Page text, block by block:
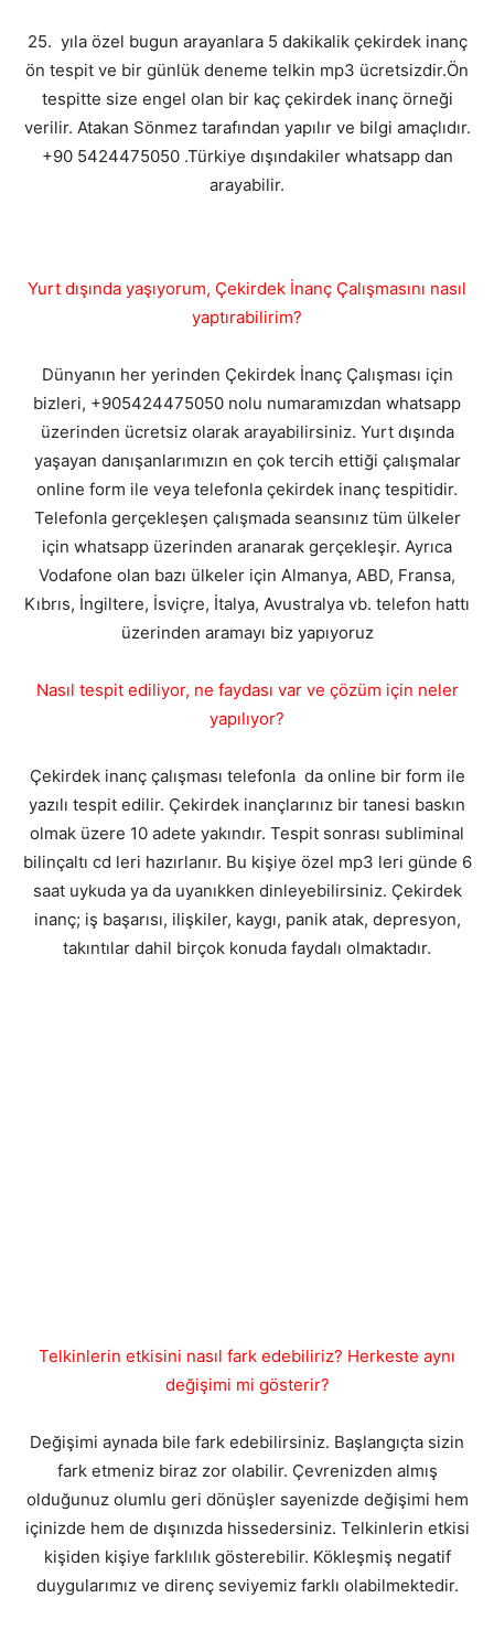
25. yıla özel bugun arayanlara 5 dakikalik çekirdek inanç
ön tespit ve bir günlük deneme telkin mp3 ücretsizdir.Ön
tespitte size engel olan bir kaç çekirdek inanç örneği
verilir. Atakan Sönmez tarafından yapılır ve bilgi amaçlıdır.
+90 5424475050 .Türkiye dışındakiler whatsapp dan
arayabilir.
Yurt dışında yaşıyorum, Çekirdek İnanç Çalışmasını nasıl
yaptırabilirim?
Dünyanın her yerinden Çekirdek İnanç Çalışması için
bizleri, +905424475050 nolu numaramızdan whatsapp
üzerinden ücretsiz olarak arayabilirsiniz. Yurt dışında
yaşayan danışanlarımızın en çok tercih ettiği çalışmalar
online form ile veya telefonla çekirdek inanç tespitidir.
Telefonla gerçekleşen çalışmada seansınız tüm ülkeler
için whatsapp üzerinden aranarak gerçekleşir. Ayrıca
Vodafone olan bazı ülkeler için Almanya, ABD, Fransa,
Kıbrıs, İngiltere, İsviçre, İtalya, Avustralya vb. telefon hattı
üzerinden aramayı biz yapıyoruz
Nasıl tespit ediliyor, ne faydası var ve çözüm için neler
yapılıyor?
Çekirdek inanç çalışması telefonla da online bir form ile
yazılı tespit edilir. Çekirdek inançlarınız bir tanesi baskın
olmak üzere 10 adete yakındır. Tespit sonrası subliminal
bilinçaltı cd leri hazırlanır. Bu kişiye özel mp3 leri günde 6
saat uykuda ya da uyanıkken dinleyebilirsiniz. Çekirdek
inanç; iş başarısı, ilişkiler, kaygı, panik atak, depresyon,
takıntılar dahil birçok konuda faydalı olmaktadır.
Telkinlerin etkisini nasıl fark edebiliriz? Herkeste aynı
değişimi mi gösterir?
Değişimi aynada bile fark edebilirsiniz. Başlangıçta sizin
fark etmeniz biraz zor olabilir. Çevrenizden almış
olduğunuz olumlu geri dönüşler sayenizde değişimi hem
içinizde hem de dışınızda hissedersiniz. Telkinlerin etkisi
kişiden kişiye farklılık gösterebilir. Kökleşmiş negatif
duygularımız ve direnç seviyemiz farklı olabilmektedir.